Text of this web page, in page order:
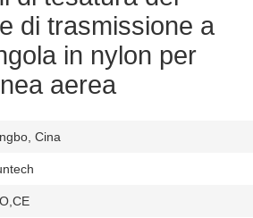
di trasmissione a
in nylon per
aerea
Cina